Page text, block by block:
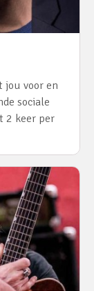
jou voor en
sociale
2 keer per